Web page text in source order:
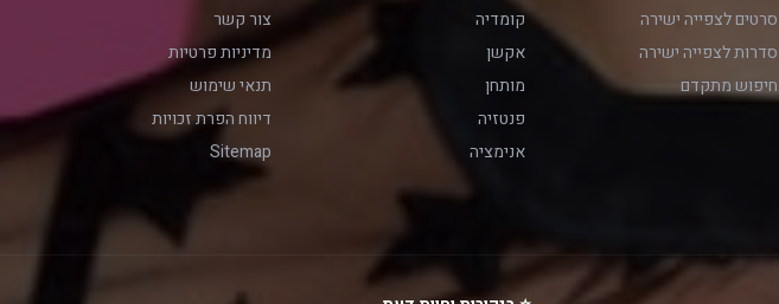
סרטים לצפייה ישירה
סדרות לצפייה ישירה
חיפוש מתקדם
קומדיה
אקשן
מותחן
פנטזיה
אנימציה
צור קשר
מדיניות פרטיות
תנאי שימוש
דיווח הפרת זכויות
Sitemap